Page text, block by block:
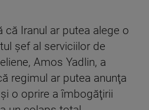
că Iranul ar putea alege o
şef al serviciilor de
Amos Yadlin, a
regimul ar putea anunţa
o oprire a îmbogăţirii